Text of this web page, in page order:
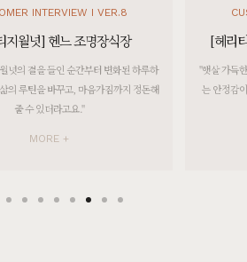
INTERVIEW I VER.9
월넛] F형 세라믹식탁/테이블
에 앉아 있으면 그 안에서 원목가구가 주
고, 별 것 아닌 일상도 월넛처럼 더 깊고
차분해진 것 같아요."
MORE +
"운영하는
공간에 꼭
럿] 가죽 3인용소파 카멜]
영종 김**고객님 설치후기입니다
[[크림슨] M형 8칸서랍장]